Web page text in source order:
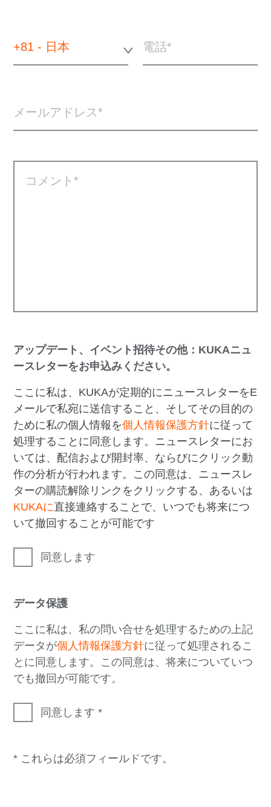
+81 - 日本 電話
メールアドレス
コメント
アップデート、イベント招待その他：KUKAニュ
ースレターをお申込みください。
ここに私は、KUKAが定期的にニュースレターをE
メールで私宛に送信すること、そしてその目的の
ために私の個人情報を個人情報保護方針に従って
処理することに同意します。ニュースレターにお
いては、配信および開封率、ならびにクリック動
作の分析が行われます。この同意は、ニュースレ
ターの購読解除リンクをクリックする、あるいは
KUKAに直接連絡することで、いつでも将来につ
いて撤回することが可能です
同意します
データ保護
ここに私は、私の問い合せを処理するための上記
データが個人情報保護方針に従って処理されるこ
とに同意します。この同意は、将来についていつ
でも撤回が可能です。
同意します
* これらは必須フィールドです。